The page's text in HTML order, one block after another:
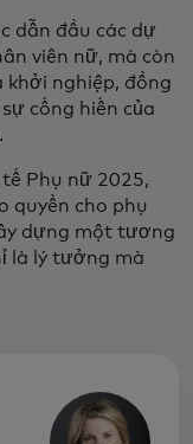
dẫn đầu các dự
viên nữ, mà còn
khởi nghiệp, đồng
cống hiến của
Phụ nữ 2025,
quyền cho phụ
dựng một tương
là lý tưởng mà